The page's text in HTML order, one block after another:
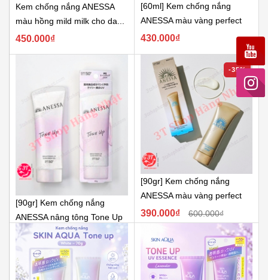
Kem chống nắng ANESSA
màu hồng mild milk cho da...
450.000₫
[60ml] Kem chống nắng
ANESSA màu vàng perfect
UV skincare
430.000₫
[90gr] Kem chống nắng
ANESSA nâng tông Tone Up
390.000₫
-35%
[90gr] Kem chống nắng
ANESSA màu vàng perfect
UV skincare
390.000₫ 600.000₫